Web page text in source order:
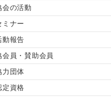
会の活動
ミナー
動報告
会員・賛助会員
力団体
定資格